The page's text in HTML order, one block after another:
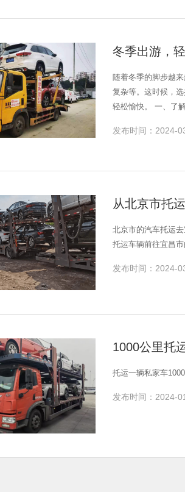
冬季出游，
随着冬季的脚步越
复杂等。这时候，
轻松愉快。 一、了解汽车托运的优势 省时省力：无需亲自驾驶，节省时间和精力，让您的旅途更加轻松愉悦。 安全可靠：专业的汽车托运公司具备
缚。 价格合理：相对于自驾出行，汽车托运费用更为合理，且大多包含保险费用，无需额外购买。 二、选择优质的汽车托运公司 查询资质：在选择
同：与托运公司签订正式的运输合同，明确双
好时光吧！
发布时间：2024-
从北京市托
北京市的汽车托运
托运车辆前往宜昌
发布时间：2024-
1000公里托
托运一辆私家车
发布时间：2024-